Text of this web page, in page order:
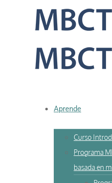
Aprende
Curso
Programa
basada en